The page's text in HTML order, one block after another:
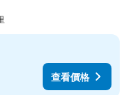
查看價格